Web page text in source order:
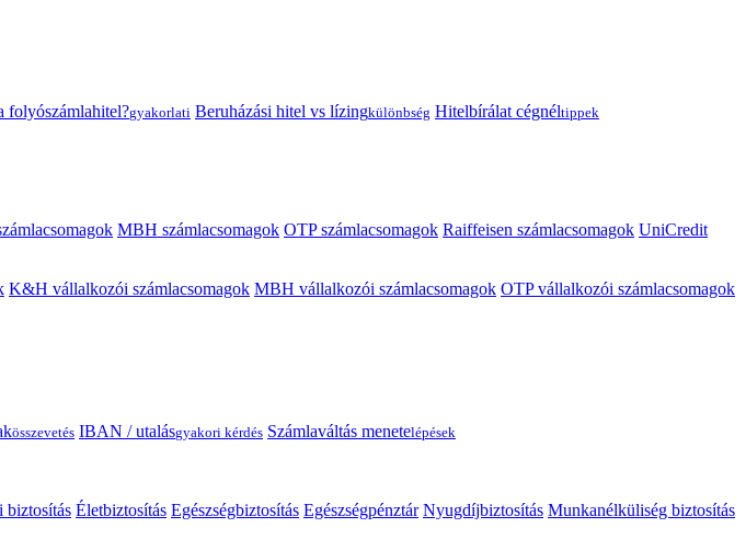
folyószámlahitel?gyakorlati Beruházási hitel vs lízingkülönbség Hitelbírálat cégnéltippek
MBH számlacsomagok OTP számlacsomagok Raiffeisen számlacsomagok UniCredit
K&H vállalkozói számlacsomagok MBH vállalkozói számlacsomagok OTP vállalkozói számlacsomagok
összevetés IBAN / utalásgyakori kérdés Számlaváltás menetelépések
biztosítás Életbiztosítás Egészségbiztosítás Egészségpénztár Nyugdíjbiztosítás Munkanélküliség biztosítás